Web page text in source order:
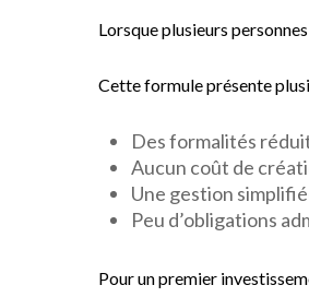
Lorsque plusieurs
Cette formule présente
Des formalités
Aucun coût de
Une gestion
Peu d’obligations
Pour un premier